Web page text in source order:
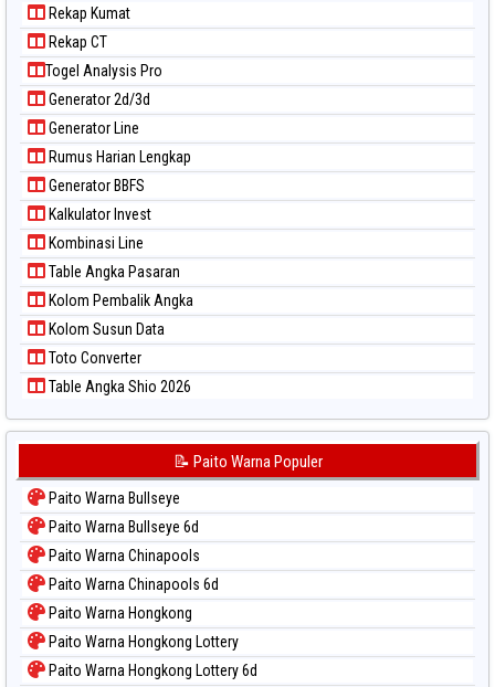
Rekap Kumat
Rekap CT
Togel Analysis Pro
Generator 2d/3d
Generator Line
Rumus Harian Lengkap
Generator BBFS
Kalkulator Invest
Kombinasi Line
Table Angka Pasaran
Kolom Pembalik Angka
Kolom Susun Data
Toto Converter
Table Angka Shio 2026
📝 Paito Warna Populer
Paito Warna Bullseye
Paito Warna Bullseye 6d
Paito Warna Chinapools
Paito Warna Chinapools 6d
Paito Warna Hongkong
Paito Warna Hongkong Lottery
Paito Warna Hongkong Lottery 6d